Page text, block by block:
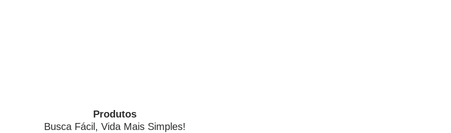
Produtos
Busca Fácil, Vida Mais Simples!